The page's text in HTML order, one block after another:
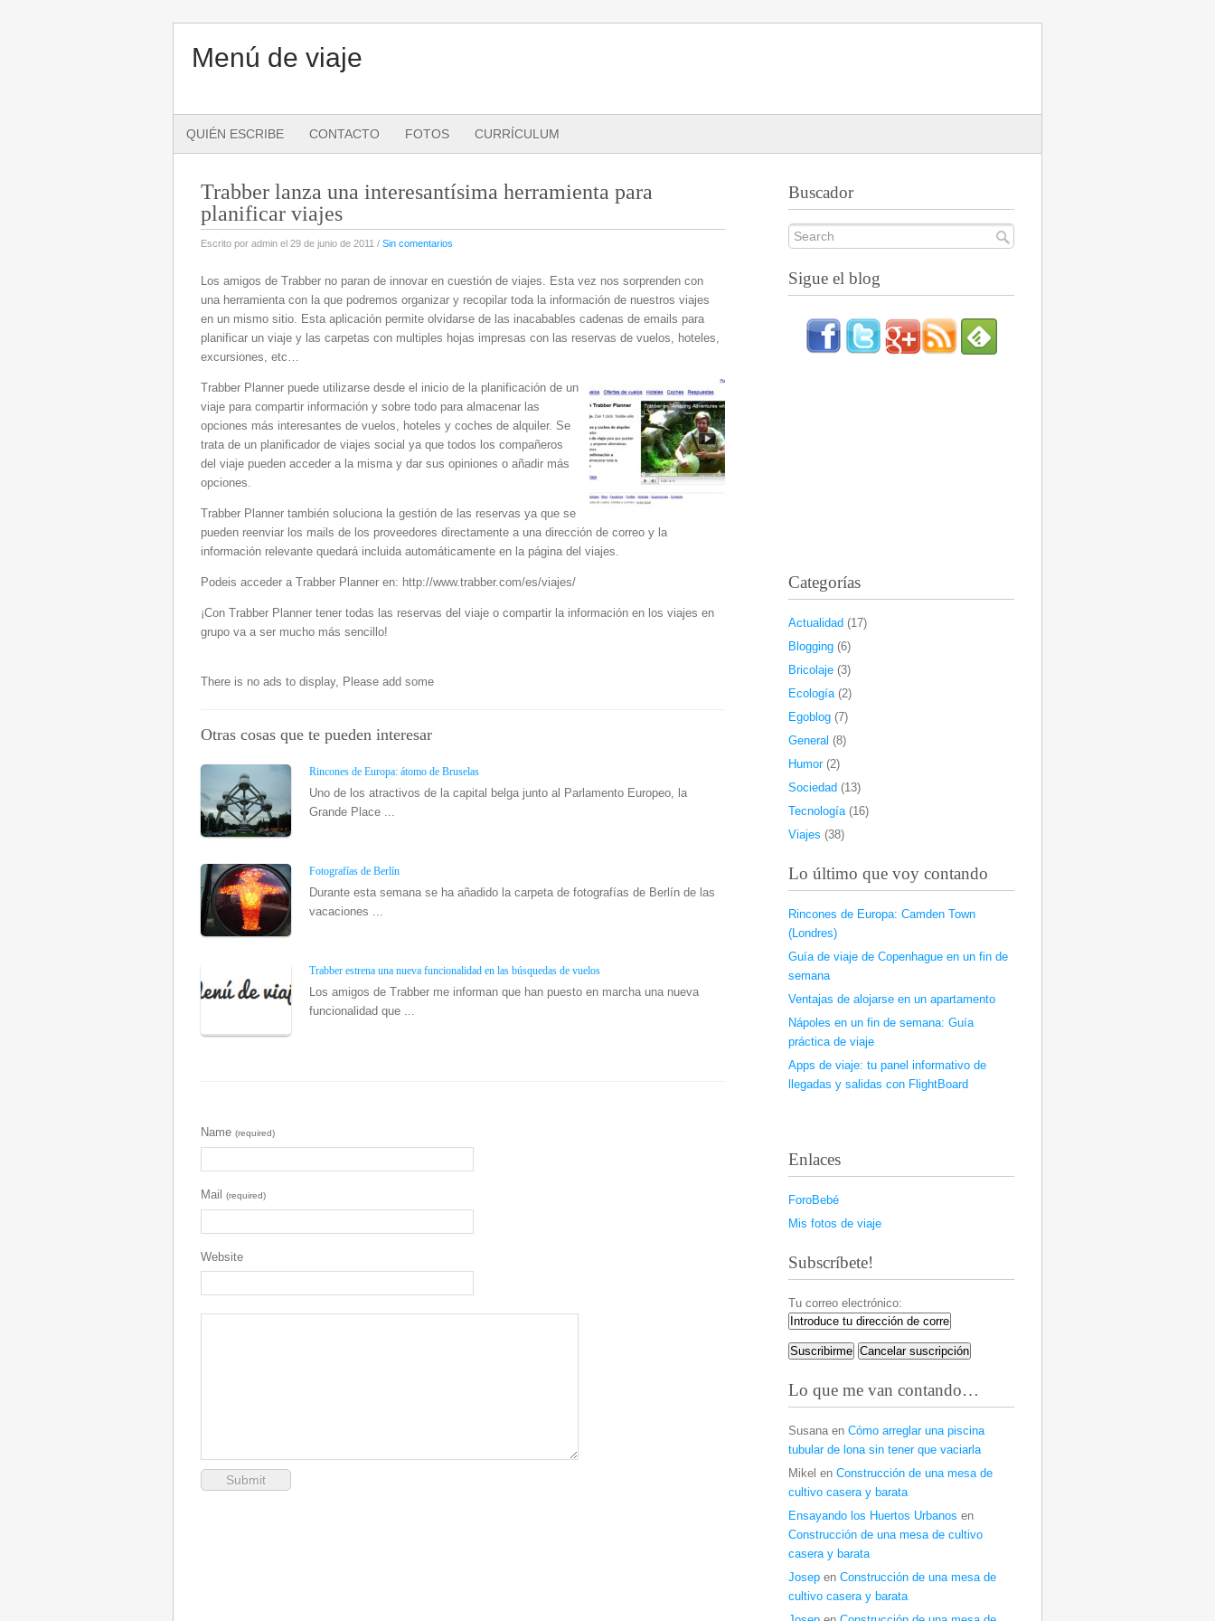
Menú de viaje
QUIÉN ESCRIBE CONTACTO FOTOS CURRÍCULUM
Trabber lanza una interesantísima herramienta para
planificar viajes
Escrito por admin el 29 de junio de 2011 / Sin comentarios
Los amigos de Trabber no paran de innovar en cuestión de viajes. Esta vez nos sorprenden con
una herramienta con la que podremos organizar y recopilar toda la información de nuestros viajes
en un mismo sitio. Esta aplicación permite olvidarse de las inacabables cadenas de emails para
planificar un viaje y las carpetas con multiples hojas impresas con las reservas de vuelos, hoteles,
excursiones, etc…
Trabber Planner puede utilizarse desde el inicio de la planificación de un
viaje para compartir información y sobre todo para almacenar las
opciones más interesantes de vuelos, hoteles y coches de alquiler. Se
trata de un planificador de viajes social ya que todos los compañeros
del viaje pueden acceder a la misma y dar sus opiniones o añadir más
opciones.
Trabber Planner también soluciona la gestión de las reservas ya que se
pueden reenviar los mails de los proveedores directamente a una dirección de correo y la
información relevante quedará incluida automáticamente en la página del viajes.
Podeis acceder a Trabber Planner en: http://www.trabber.com/es/viajes/
¡Con Trabber Planner tener todas las reservas del viaje o compartir la información en los viajes en
grupo va a ser mucho más sencillo!
There is no ads to display, Please add some
Otras cosas que te pueden interesar
Rincones de Europa: átomo de Bruselas
Uno de los atractivos de la capital belga junto al Parlamento Europeo, la
Grande Place ...
Fotografías de Berlín
Durante esta semana se ha añadido la carpeta de fotografías de Berlín de las
vacaciones ...
Trabber estrena una nueva funcionalidad en las búsquedas de vuelos
Los amigos de Trabber me informan que han puesto en marcha una nueva
funcionalidad que ...
Name (required)
Mail (required)
Website
Buscador
Sigue el blog
Categorías
Actualidad (17)
Blogging (6)
Bricolaje (3)
Ecología(2)
Egoblog (7)
General (8)
Humor(2)
Sociedad (13)
Tecnología(16)
Viajes (38)
Lo último que voy contando
Rincones de Europa: Camden Town
(Londres)
Guía de viaje de Copenhague en un fin de
semana
Ventajas de alojarse en un apartamento
Nápoles en un fin de semana: Guía
práctica de viaje
Apps de viaje: tu panel informativo de
llegadas y salidas con FlightBoard
Enlaces
ForoBebé
Mis fotos de viaje
Subscríbete!
Tu correo electrónico:
Lo que me van contando…
Susanaen Cómo arreglar una piscina
tubular de lona sin tener que vaciarla
Mikel en Construcción de una mesa de
cultivo casera y barata
Ensayando los Huertos Urbanos en
Construcción de una mesa de cultivo
casera y barata
Josep en Construcción de una mesa de
cultivo casera y barata